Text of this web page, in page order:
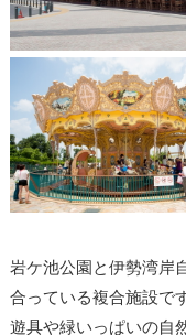
岩ケ池公園と伊勢湾岸
合っている複合施設で
遊具や緑いっぱいの自